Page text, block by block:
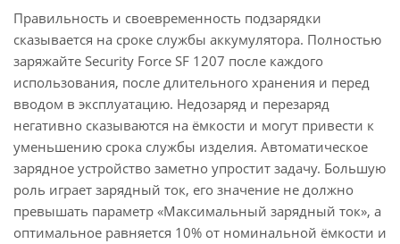
Правильность и своевременность подзарядки
сказывается на сроке службы аккумулятора. Полностью
заряжайте Security Force SF 1207 после каждого
использования, после длительного хранения и перед
вводом в эксплуатацию. Недозаряд и перезаряд
негативно сказываются на ёмкости и могут привести к
уменьшению срока службы изделия. Автоматическое
зарядное устройство заметно упростит задачу. Большую
роль играет зарядный ток, его значение не должно
превышать параметр «Максимальный зарядный ток», а
оптимальное равняется 10% от номинальной ёмкости и